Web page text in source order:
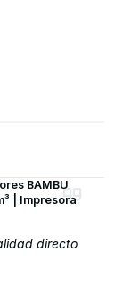
BAMBU
| Impresora
directo